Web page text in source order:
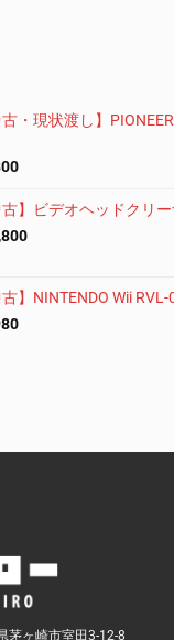
古・現状渡し】
古】ビデオヘッドクリ
古】NINTENDO Wii RVL-
茅ヶ崎市室田3-12-8